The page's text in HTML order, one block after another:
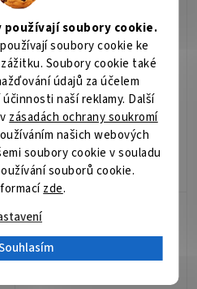
soubory cookie.
soubory cookie ke
Soubory cookie také
údajů za účelem
naší reklamy. Další
zásadách ochrany soukromí
našich webových
soubory cookie v souladu
souborů cookie.
zde.
3,0 M Červený
Skladem(1 ks)
123 Kč/ ks
Do košíku
SWISSTEN USB 2.0 na micro B 3
m; Kabel s kvalitním textilním
opletením vhodný pro připojení
zařízení s konektorem USB typu
micro B k počítači. Podporuje